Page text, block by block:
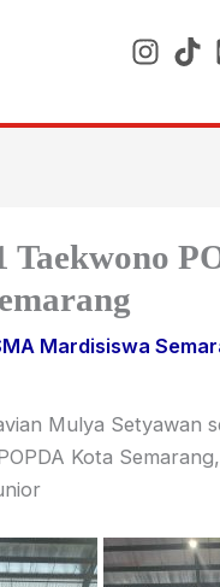
Menu
Taekwono
Mardisiswa
Mulya Setyawan
Kota